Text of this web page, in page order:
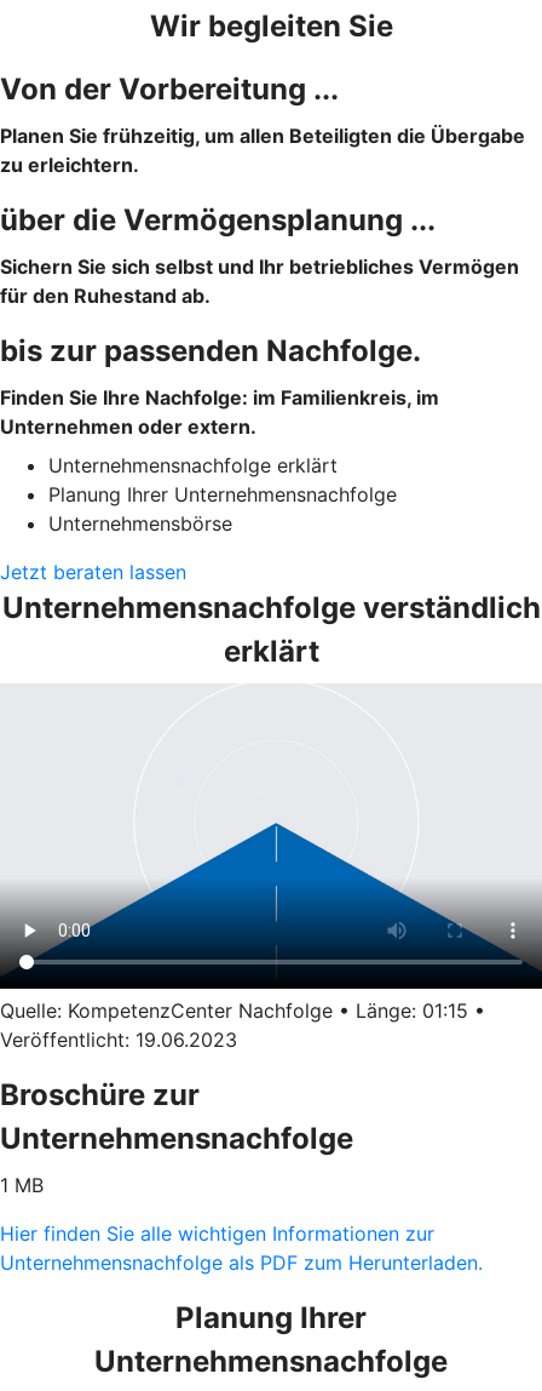
Wir begleiten Sie
Von der Vorbereitung ...
Planen Sie frühzeitig, um allen Beteiligten die Übergabe
zu erleichtern.
über die Vermögensplanung ...
Sichern Sie sich selbst und Ihr betriebliches Vermögen
für den Ruhestand ab.
bis zur passenden Nachfolge.
Finden Sie Ihre Nachfolge: im Familienkreis, im
Unternehmen oder extern.
Unternehmensnachfolge erklärt
Planung Ihrer Unternehmensnachfolge
Unternehmensbörse
Jetzt beraten lassen
Unternehmensnachfolge verständlich
erklärt
Quelle: KompetenzCenter Nachfolge • Länge: 01:15 •
Veröffentlicht: 19.06.2023
Broschüre zur
Unternehmensnachfolge
1 MB
Hier finden Sie alle wichtigen Informationen zur
Unternehmensnachfolge als PDF zum Herunterladen.
Planung Ihrer
Unternehmensnachfolge